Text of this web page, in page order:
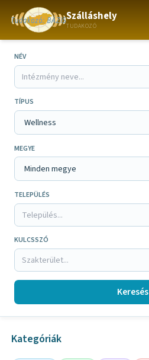
Szálláshely
TUDAKOZÓ
NÉV
TÍPUS
MEGYE
TELEPÜLÉS
KULCSSZÓ
Keresés
Kategóriák